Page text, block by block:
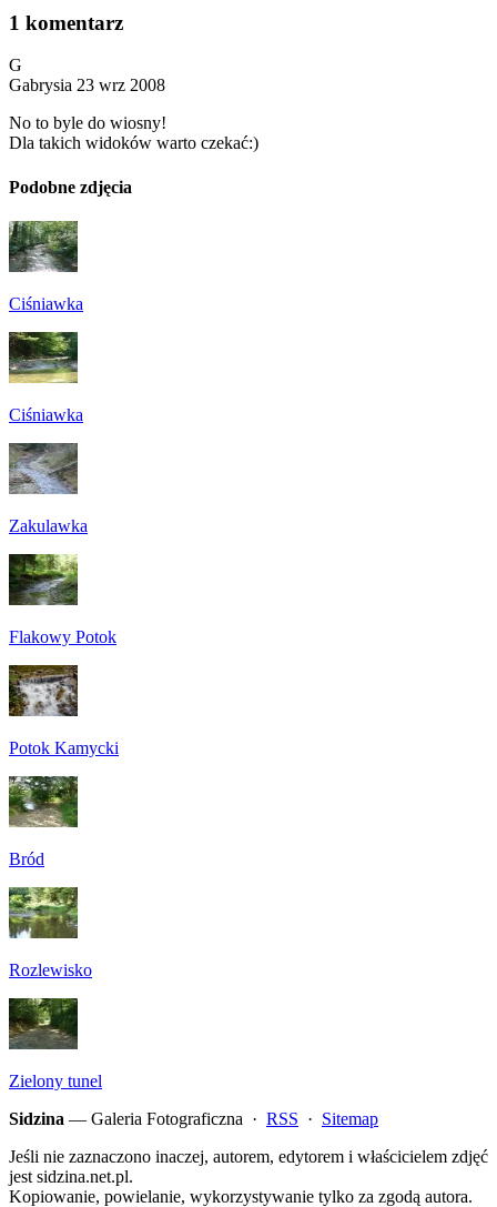
1 komentarz
G
Gabrysia 23 wrz 2008
No to byle do wiosny!
Dla takich widoków warto czekać:)
Podobne zdjęcia
Ciśniawka
Ciśniawka
Zakulawka
Flakowy Potok
Potok Kamycki
Bród
Rozlewisko
Zielony tunel
Sidzina — Galeria Fotograficzna · RSS · Sitemap
Jeśli nie zaznaczono inaczej, autorem, edytorem i właścicielem zdjęć
jest sidzina.net.pl.
Kopiowanie, powielanie, wykorzystywanie tylko za zgodą autora.